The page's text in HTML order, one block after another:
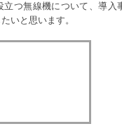
立つ無線機について、導入
いと思います。